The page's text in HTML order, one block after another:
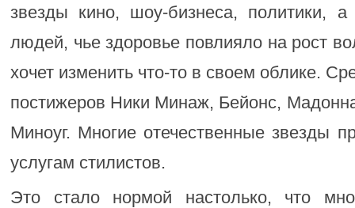
звезды кино, шоу-бизнеса, политики,
людей, чье здоровье повлияло на рост
хочет изменить что-то в своем облике.
постижеров Ники Минаж, Бейонс,
Миноуг. Многие отечественные звезды
услугам стилистов.
Это стало нормой настолько, что